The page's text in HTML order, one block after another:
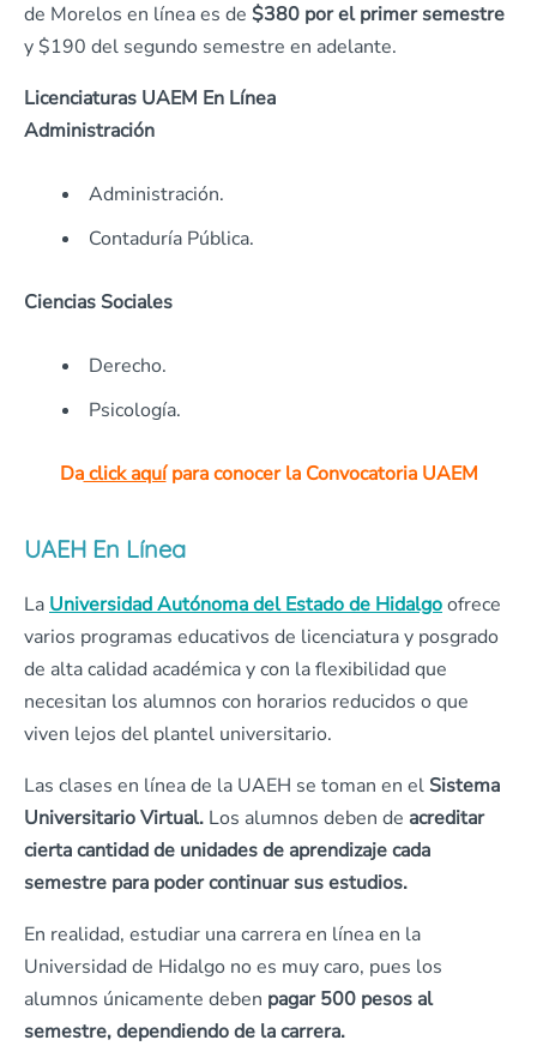
de Morelos en línea es de $380 por el primer semestre
y $190 del segundo semestre en adelante.
Licenciaturas UAEM En Línea
Administración
Administración.
Contaduría Pública.
Ciencias Sociales
Derecho.
Psicología.
Daclick aquípara conocer la Convocatoria UAEM
UAEH En Línea
La Universidad Autónoma del Estado de Hidalgoofrece
varios programas educativos de licenciatura y posgrado
de alta calidad académica y con la flexibilidad que
necesitan los alumnos con horarios reducidos o que
viven lejos del plantel universitario.
Las clases en línea de la UAEH se toman en elSistema
Universitario Virtual. Los alumnos deben de acreditar
cierta cantidad de unidades de aprendizaje cada
semestre para poder continuar sus estudios.
En realidad, estudiar una carrera en línea en la
Universidad de Hidalgo no es muy caro, pues los
alumnos únicamente deben pagar 500 pesos al
semestre, dependiendo de la carrera.